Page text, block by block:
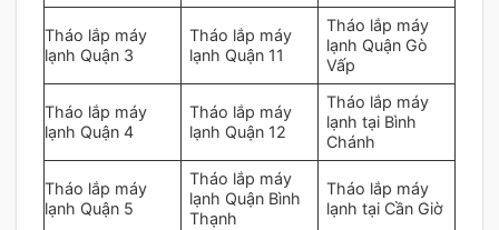
Tháo lắp máy
lạnh Quận 3
Tháo lắp máy
lạnh Quận 11
Tháo lắp máy
lạnh Quận Gò
Vấp
Tháo lắp máy
lạnh Quận 4
Tháo lắp máy
lạnh Quận 12
Tháo lắp máy
lạnh tại Bình
Chánh
Tháo lắp máy
lạnh Quận 5
Tháo lắp máy
lạnh Quận Bình
Thạnh
Tháo lắp máy
lạnh tại Cần Giờ